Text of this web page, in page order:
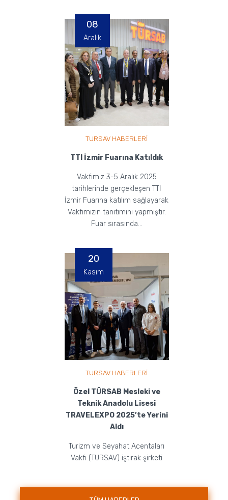
TURSAV HABERLERİ
TTI İzmir Fuarına Katıldık
Vakfımız 3-5 Aralık 2025
tarihlerinde gerçekleşen TTİ
İzmir Fuarına katılım sağlayarak
Vakfımızın tanıtımını yapmıştır.
Fuar sırasında...
08
Aralık
TURSAV HABERLERİ
Özel TÜRSAB Mesleki ve
Teknik Anadolu Lisesi
TRAVELEXPO 2025’te Yerini
Aldı
Turizm ve Seyahat Acentaları
Vakfı (TURSAV) iştirak şirketi
20
Kasım